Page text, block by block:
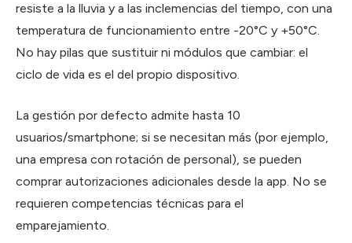
resiste a la lluvia y a las inclemencias del tiempo, con una
temperatura de funcionamiento entre -20°C y +50°C.
No hay pilas que sustituir ni módulos que cambiar: el
ciclo de vida es el del propio dispositivo.
La gestión por defecto admite hasta 10
usuarios/smartphone; si se necesitan más (por ejemplo,
una empresa con rotación de personal), se pueden
comprar autorizaciones adicionales desde la app. No se
requieren competencias técnicas para el
emparejamiento.